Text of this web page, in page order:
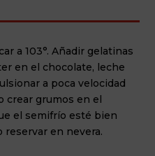
a 103°. Añadir gelatinas
en el chocolate, leche
a poca velocidad
crear grumos en el
el semifrío esté bien
reservar en nevera.